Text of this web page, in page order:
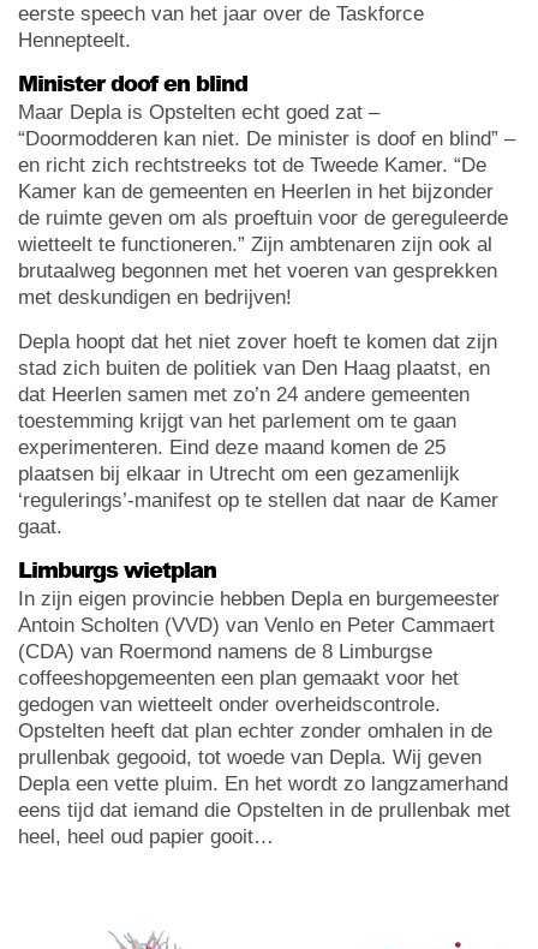
eerste speech van het jaar over de Taskforce
Hennepteelt.
Minister doof en blind
Maar Depla is Opstelten echt goed zat –
“Doormodderen kan niet. De minister is doof en blind” –
en richt zich rechtstreeks tot de Tweede Kamer. “De
Kamer kan de gemeenten en Heerlen in het bijzonder
de ruimte geven om als proeftuin voor de gereguleerde
wietteelt te functioneren.” Zijn ambtenaren zijn ook al
brutaalweg begonnen met het voeren van gesprekken
met deskundigen en bedrijven!
Depla hoopt dat het niet zover hoeft te komen dat zijn
stad zich buiten de politiek van Den Haag plaatst, en
dat Heerlen samen met zo’n 24 andere gemeenten
toestemming krijgt van het parlement om te gaan
experimenteren. Eind deze maand komen de 25
plaatsen bij elkaar in Utrecht om een gezamenlijk
‘regulerings’-manifest op te stellen dat naar de Kamer
gaat.
Limburgs wietplan
In zijn eigen provincie hebben Depla en burgemeester
Antoin Scholten (VVD) van Venlo en Peter Cammaert
(CDA) van Roermond namens de 8 Limburgse
coffeeshopgemeenten een plan gemaakt voor het
gedogen van wietteelt onder overheidscontrole.
Opstelten heeft dat plan echter zonder omhalen in de
prullenbak gegooid, tot woede van Depla. Wij geven
Depla een vette pluim. En het wordt zo langzamerhand
eens tijd dat iemand die Opstelten in de prullenbak met
heel, heel oud papier gooit…